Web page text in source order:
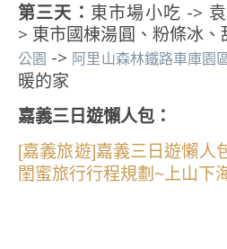
第三天： 東市場小吃 ->
> 東市國棟湯圓、粉條冰、
公園 -> 阿里山森林鐵路車庫園
暖的家
嘉義三日遊懶人包：
[嘉義旅遊]嘉義三日遊懶人
閨蜜旅行行程規劃~上山下